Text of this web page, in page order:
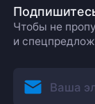
Чтобы не
и